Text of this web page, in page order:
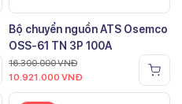
Bộ chuyển nguồn ATS Osemco
OSS-61 TN 3P 100A
16.300.000VNĐ
10.921.000 VNĐ